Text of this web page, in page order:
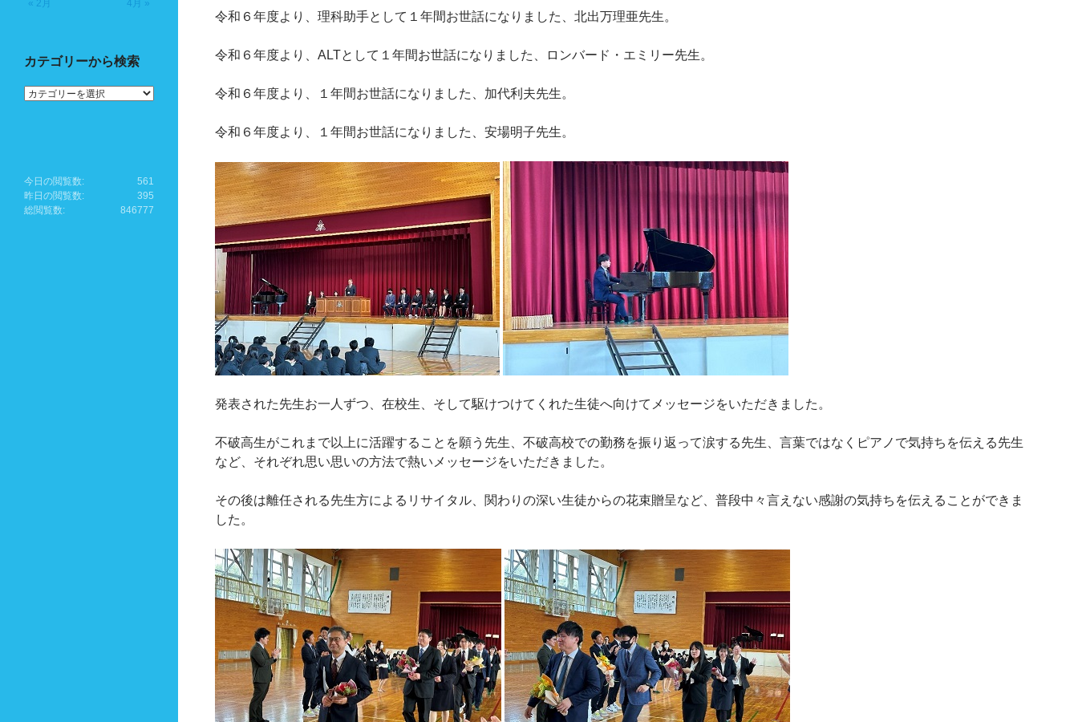
令和６年度より、理科助手として１年間お世話になりました、北出万理亜先生。
令和６年度より、ALTとして１年間お世話になりました、ロンバード・エミリー先生。
令和６年度より、１年間お世話になりました、加代利夫先生。
令和６年度より、１年間お世話になりました、安場明子先生。
発表された先生お一人ずつ、在校生、そして駆けつけてくれた生徒へ向けてメッセージをいただきました。
不破高生がこれまで以上に活躍することを願う先生、不破高校での勤務を振り返って涙する先生、言葉ではなくピアノで気持ちを伝える先生
など、それぞれ思い思いの方法で熱いメッセージをいただきました。
その後は離任される先生方によるリサイタル、関わりの深い生徒からの花束贈呈など、普段中々言えない感謝の気持ちを伝えることができま
した。
« 2月
4月 »
カテゴリーから検索
カ
ら
検
索
561
今日の閲覧数:
395
昨日の閲覧数:
846777
総閲覧数: